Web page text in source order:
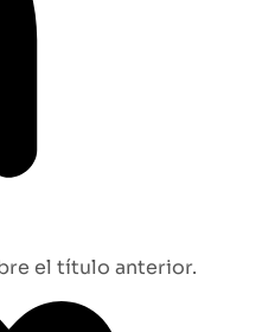
el título anterior.